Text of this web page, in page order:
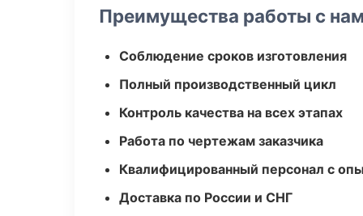
Преимущества работы с
Соблюдение сроков изготовления
Полный производственный цикл
Контроль качества на всех этапах
Работа по чертежам заказчика
Квалифицированный персонал с
Доставка по России и СНГ